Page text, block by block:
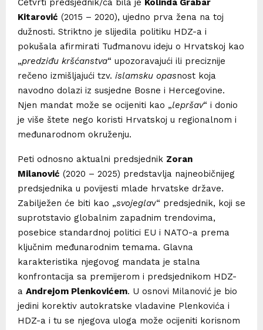
Četvrti predsjednik/ca bila je Kolinda Grabar
Kitarović (2015 – 2020), ujedno prva žena na toj
dužnosti. Striktno je slijedila politiku HDZ-a i
pokušala afirmirati Tuđmanovu ideju o Hrvatskoj kao
„predziđu kršćanstva“ upozoravajući ili preciznije
rečeno izmišljajući tzv. islamsku opasnost koja
navodno dolazi iz susjedne Bosne i Hercegovine.
Njen mandat može se ocijeniti kao „lepršav“ i donio
je više štete nego koristi Hrvatskoj u regionalnom i
međunarodnom okruženju.
Peti odnosno aktualni predsjednik Zoran
Milanović (2020 – 2025) predstavlja najneobičnijeg
predsjednika u povijesti mlade hrvatske države.
Zabilježen će biti kao „svojeglav“ predsjednik, koji se
suprotstavio globalnim zapadnim trendovima,
posebice standardnoj politici EU i NATO-a prema
ključnim međunarodnim temama. Glavna
karakteristika njegovog mandata je stalna
konfrontacija sa premijerom i predsjednikom HDZ-
a Andrejom Plenkovićem. U osnovi Milanović je bio
jedini korektiv autokratske vladavine Plenkovića i
HDZ-a i tu se njegova uloga može ocijeniti korisnom